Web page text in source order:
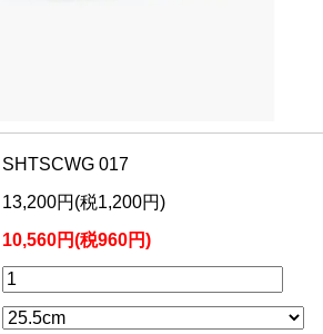
SHTSCWG 017
13,200円(税1,200円)
10,560円(税960円)